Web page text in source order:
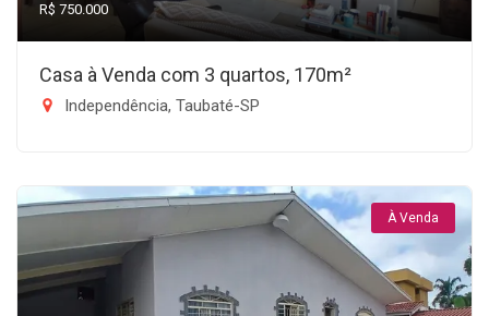
R$ 750.000
Casa à Venda com 3 quartos, 170m²
Independência, Taubaté-SP
À Venda